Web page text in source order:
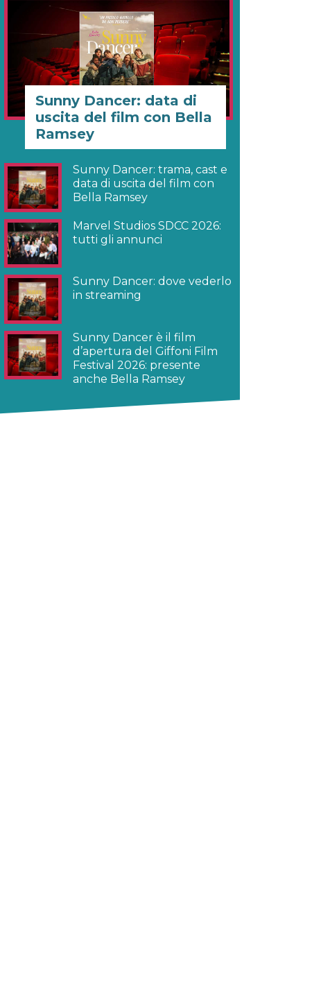
Sunny Dancer: data di
uscita del film con Bella
Ramsey
Sunny Dancer: trama, cast e
data di uscita del film con
Bella Ramsey
Marvel Studios SDCC 2026:
tutti gli annunci
Sunny Dancer: dove vederlo
in streaming
Sunny Dancer è il film
d’apertura del Giffoni Film
Festival 2026: presente
anche Bella Ramsey